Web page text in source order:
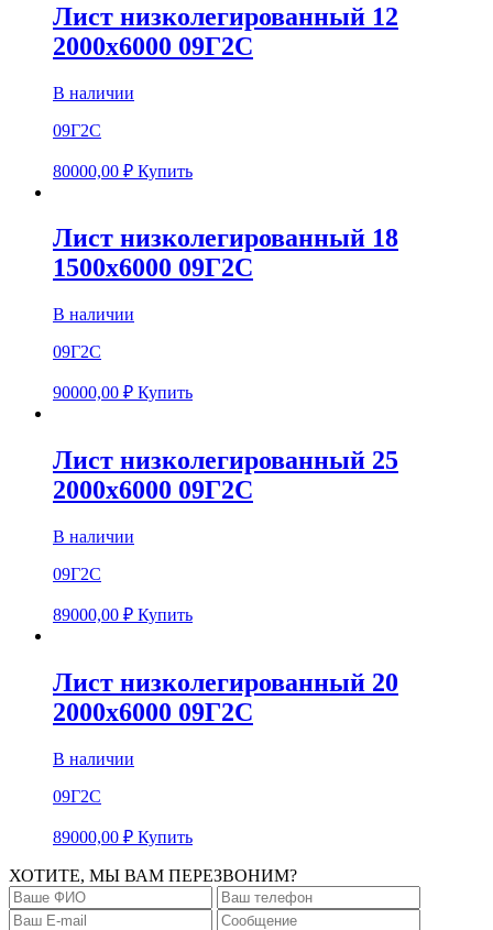
Лист низколегированный 12
2000х6000 09Г2С
В наличии
09Г2С
80000,00 ₽ Купить
Лист низколегированный 18
1500х6000 09Г2С
В наличии
09Г2С
90000,00 ₽ Купить
Лист низколегированный 25
2000х6000 09Г2С
В наличии
09Г2С
89000,00 ₽ Купить
Лист низколегированный 20
2000х6000 09Г2С
В наличии
09Г2С
89000,00 ₽ Купить
ХОТИТЕ, МЫ ВАМ ПЕРЕЗВОНИМ?